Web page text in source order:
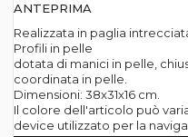
ANTEPRIMA
Realizzata in paglia
Profili in pelle
dotata di manici in pelle,
coordinata in pelle.
Dimensioni: 38x31x16 cm.
Il colore dell'articolo può
device utilizzato per la